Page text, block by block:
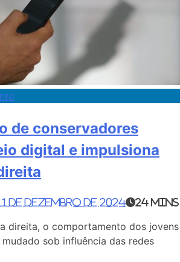
de conservadores
digital e impulsiona
de dezembro de 2024 24 mins
direita, o comportamento dos jovens
sob influência das redes